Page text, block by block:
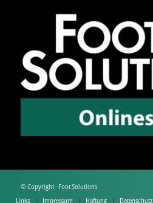
© Copyright - Foot Solutions
Links
Impressum Haftung Datenschutz